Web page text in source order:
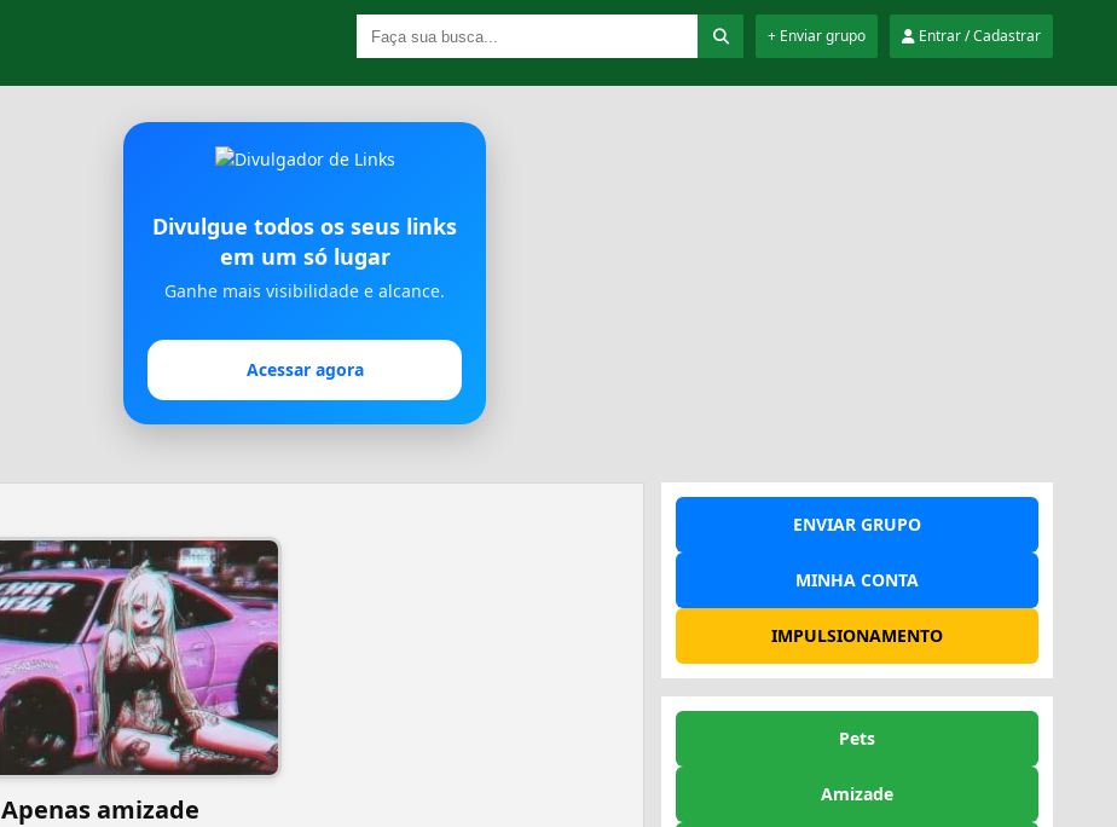
Entrar / Cadastrar
+ Enviar grupo
Divulgue todos os seus links
em um só lugar
Ganhe mais visibilidade e alcance.
Acessar agora
Apenas amizade
ENVIAR GRUPO
MINHA CONTA
IMPULSIONAMENTO
Pets
Amizade